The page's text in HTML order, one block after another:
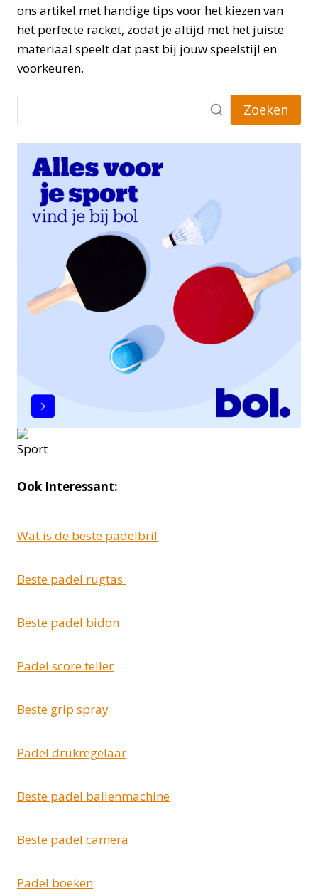
ons artikel met handige tips voor het kiezen van
het perfecte racket, zodat je altijd met het juiste
materiaal speelt dat past bij jouw speelstijl en
voorkeuren.
Zoeken
Ook Interessant:
Wat is de beste padelbril
Beste padel rugtas
Beste padel bidon
Padel score teller
Beste grip spray
Padel drukregelaar
Beste padel ballenmachine
Beste padel camera
Padel boeken